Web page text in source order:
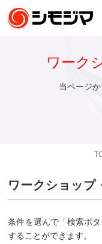
ワーク
当ページ
ワークショップ
条件を選んで「検索ボ
することができます。